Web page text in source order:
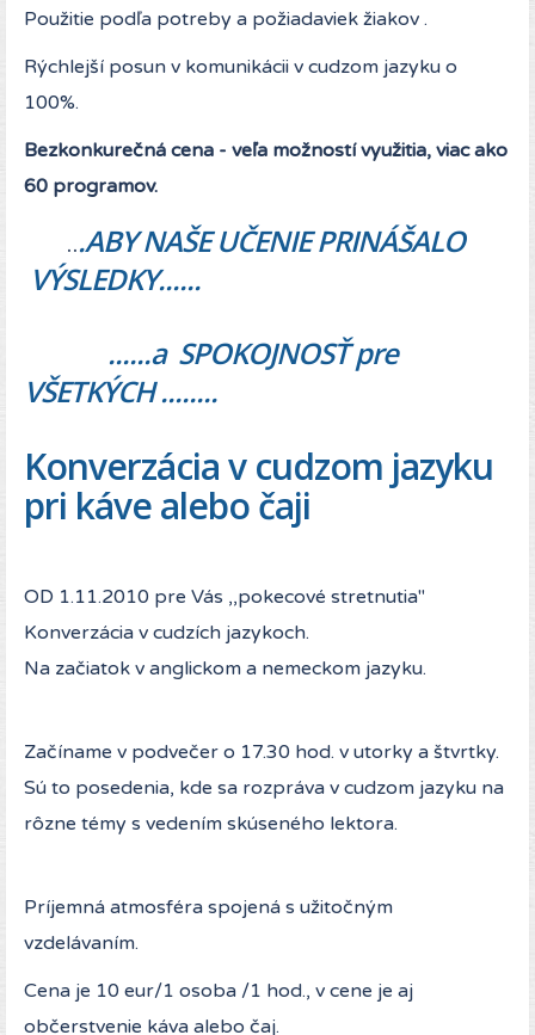
Použitie podľa potreby a požiadaviek žiakov .
Rýchlejší posun v komunikácii v cudzom jazyku o
100%.
Bezkonkurečná cena - veľa možností využitia, viac ako
60 programov.
...ABY NAŠE UČENIE PRINÁŠALO
VÝSLEDKY......
......a SPOKOJNOSŤ pre
VŠETKÝCH ........
Konverzácia v cudzom jazyku
pri káve alebo čaji
OD 1.11.2010 pre Vás ,,pokecové stretnutia"
Konverzácia v cudzích jazykoch.
Na začiatok v anglickom a nemeckom jazyku.
Začíname v podvečer o 17.30 hod. v utorky a štvrtky.
Sú to posedenia, kde sa rozpráva v cudzom jazyku na
rôzne témy s vedením skúseného lektora.
Príjemná atmosféra spojená s užitočným
vzdelávaním.
Cena je 10 eur/1 osoba /1 hod., v cene je aj
občerstvenie káva alebo čaj.